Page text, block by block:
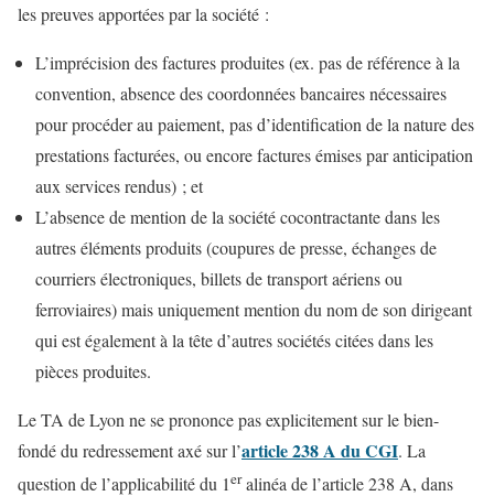
les preuves apportées par la société :
L’imprécision des factures produites (ex. pas de référence à la
convention, absence des coordonnées bancaires nécessaires
pour procéder au paiement, pas d’identification de la nature des
prestations facturées, ou encore factures émises par anticipation
aux services rendus) ; et
L’absence de mention de la société cocontractante dans les
autres éléments produits (coupures de presse, échanges de
courriers électroniques, billets de transport aériens ou
ferroviaires) mais uniquement mention du nom de son dirigeant
qui est également à la tête d’autres sociétés citées dans les
pièces produites.
Le TA de Lyon ne se prononce pas explicitement sur le bien-
fondé du redressement axé sur l’article 238 A du CGI. La
question de l’applicabilité du 1eralinéa de l’article 238 A, dans